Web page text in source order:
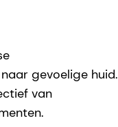
gevoelige huid.
van